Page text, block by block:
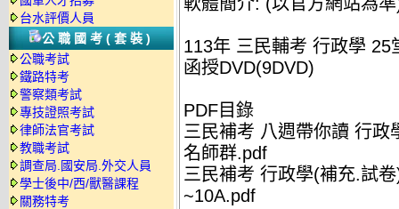
台水評價人員
公職國考(套裝)
公職考試
鐵路特考
警察類考試
專技證照考試
律師法官考試
教職考試
調查局.國安局.外交人員
學士後中/西/獸醫課程
關務特考
113年 三民輔考 行政學
函授DVD(9DVD)
PDF目錄
三民補考 八週帶你讀 行
名師群.pdf
三民補考 行政學(補充.試
~10A.pdf